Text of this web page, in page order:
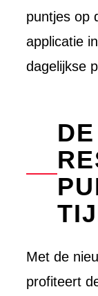
puntjes op
applicatie
dagelijkse
DE
Met de
profiteert